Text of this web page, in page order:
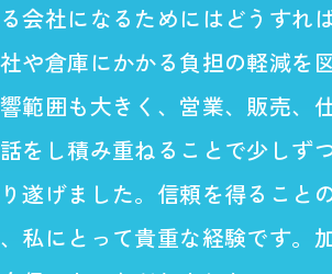
会社になるためにはどうすれ
や倉庫にかかる負担の軽減を
範囲も大きく、営業、販売、
をし積み重ねることで少しず
遂げました。信頼を得ること
私にとって貴重な経験です。